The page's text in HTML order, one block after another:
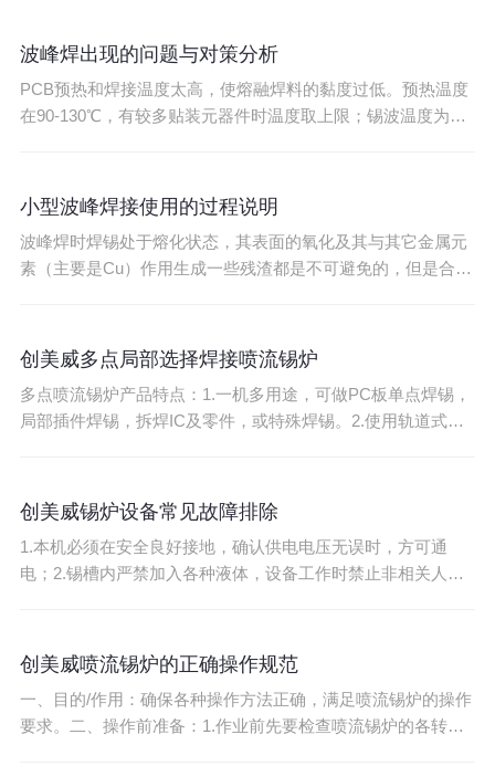
稳定，精度高等特点，是电子电线行业生产领域不可缺少的理
想工具。二、性能特点：1.CM系列无铅锡炉配置
波峰焊出现的问题与对策分析
PCB预热和焊接温度太高，使熔融焊料的黏度过低。预热温度
在90-130℃，有较多贴装元器件时温度取上限；锡波温度为
限，粗引脚取上限）。细引线大焊盘，焊料被拉到焊盘上，使
焊点干瘪。 焊盘设计要符合波
小型波峰焊接使用的过程说明
波峰焊时焊锡处于熔化状态，其表面的氧化及其与其它金属元
素（主要是Cu）作用生成一些残渣都是不可避免的，但是合理
用温度为240-250oC。使用方要经常用温度计测量炉内温度并
评估炉温的均匀性，即炉内四个角
创美威多点局部选择焊接喷流锡炉
多点喷流锡炉产品特点：1.一机多用途，可做PC板单点焊锡，
局部插件焊锡，拆焊IC及零件，或特殊焊锡。2.使用轨道式或
温，耐腐蚀，发热芯采用进口陶瓷发热板，经久耐用。4.可拆
换式喷锡口，尖嘴钳轻轻一夹起，马上可更换
创美威锡炉设备常见故障排除
1.本机必须在安全良好接地，确认供电电压无误时，方可通
电；2.锡槽内严禁加入各种液体，设备工作时禁止非相关人员
5.锡炉温度不宜调太高，过高的温度会导致焊锡老化，也不利
锡炉寿命；6.焊接过程中收集的残留氧化物，
创美威喷流锡炉的正确操作规范
一、目的/作用：确保各种操作方法正确，满足喷流锡炉的操作
要求。二、操作前准备：1.作业前先要检查喷流锡炉的各转动